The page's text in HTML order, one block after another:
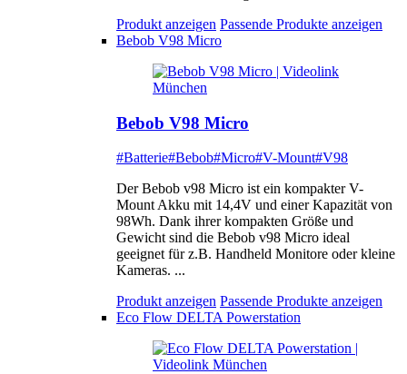
Produkt anzeigen Passende Produkte anzeigen
Bebob V98 Micro
Bebob V98 Micro
#Batterie#Bebob#Micro#V-Mount#V98
Der Bebob v98 Micro ist ein kompakter V-
Mount Akku mit 14,4V und einer Kapazität von
98Wh. Dank ihrer kompakten Größe und
Gewicht sind die Bebob v98 Micro ideal
geeignet für z.B. Handheld Monitore oder kleine
Kameras. ...
Produkt anzeigen Passende Produkte anzeigen
Eco Flow DELTA Powerstation